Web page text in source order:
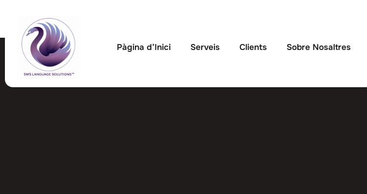
Pàgina d’Inici Serveis Clients Sobre Nosaltres